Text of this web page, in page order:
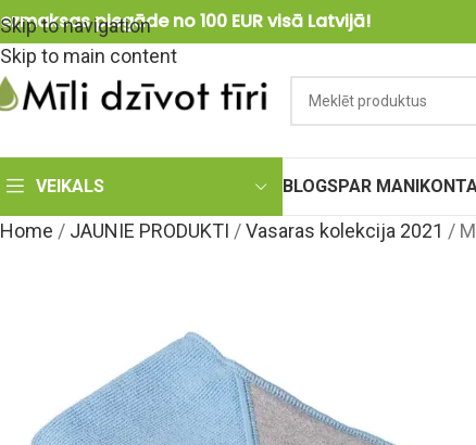
Skip to navigation
Skip to main content
piegāde no 100 EUR visā Latvijā!
VEIKALS BLOGSPAR MANI
Home / JAUNIE PRODUKTI /Vasaras kolekcija 2021 /